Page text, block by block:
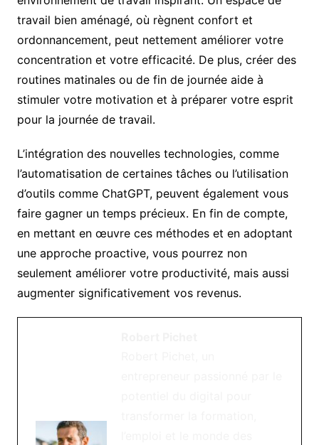
travail bien aménagé, où règnent confort et
ordonnancement, peut nettement améliorer votre
concentration et votre efficacité. De plus, créer des
routines matinales ou de fin de journée aide à
stimuler votre motivation et à préparer votre esprit
pour la journée de travail.
L’intégration des nouvelles technologies, comme
l’automatisation de certaines tâches ou l’utilisation
d’outils comme ChatGPT, peuvent également vous
faire gagner un temps précieux. En fin de compte,
en mettant en œuvre ces méthodes et en adoptant
une approche proactive, vous pourrez non
seulement améliorer votre productivité, mais aussi
augmenter significativement vos revenus.